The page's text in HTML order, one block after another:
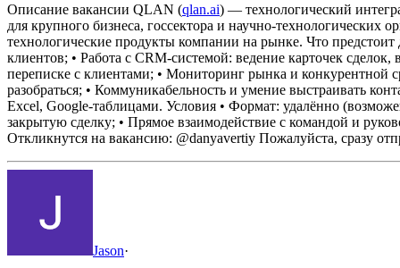
Описание вакансии QLAN (qlan.ai) — технологический
для крупного бизнеса, госсектора и научно-технологических
технологические продукты компании на рынке. Что предстоит
клиентов; • Работа с CRM-системой: ведение карточек сделок,
переписке с клиентами; • Мониторинг рынка и конкурентной
разобраться; • Коммуникабельность и умение выстраивать
Excel, Google-таблицами. Условия • Формат: удалённо
закрытую сделку; • Прямое взаимодействие с командой и
Откликнутся на вакансию: @danyavertiy Пожалуйста, сразу
Jason·